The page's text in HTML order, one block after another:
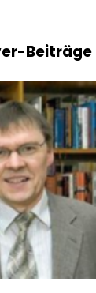
Beiträge